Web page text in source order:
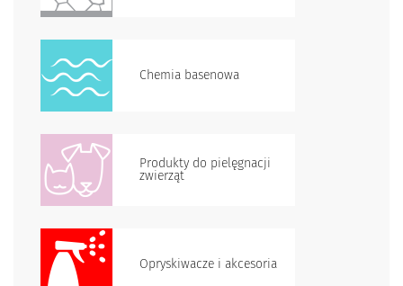
Chemia basenowa
Produkty do pielęgnacji
zwierząt
Opryskiwacze i akcesoria